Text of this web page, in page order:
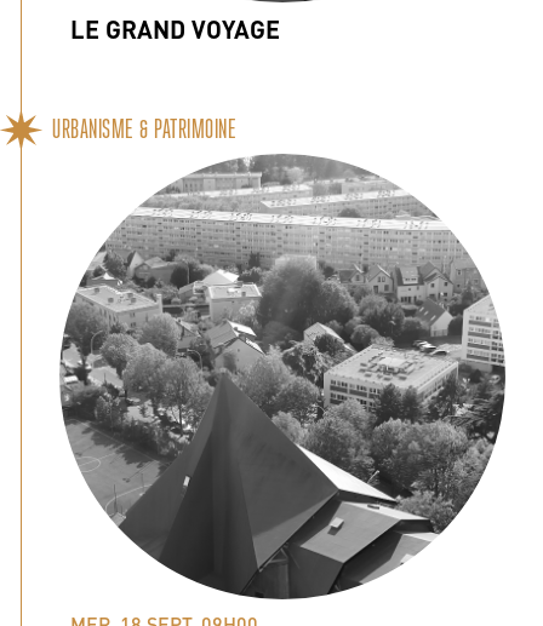
LE GRAND VOYAGE
URBANISME & PATRIMOINE